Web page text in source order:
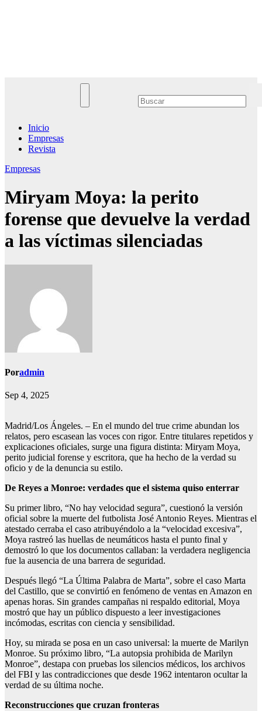
Inicio
Empresas
Revista
Empresas
Miryam Moya: la perito
forense que devuelve la verdad
a las víctimas silenciadas
Poradmin
Sep 4, 2025
Madrid/Los Ángeles. – En el mundo del true crime abundan los
relatos, pero escasean las voces con rigor. Entre titulares repetidos y
explicaciones oficiales, surge una figura distinta: Miryam Moya,
perito judicial forense y escritora, que ha hecho de la verdad su
oficio y de la denuncia su estilo.
De Reyes a Monroe: verdades que el sistema quiso enterrar
Su primer libro, “No hay velocidad segura”, cuestionó la versión
oficial sobre la muerte del futbolista José Antonio Reyes. Mientras el
atestado cerraba el caso atribuyéndolo a la “velocidad excesiva”,
Moya rastreó las huellas de neumáticos hasta el punto final y
demostró lo que los documentos callaban: la verdadera negligencia
fue la ausencia de una barrera de seguridad.
Después llegó “La Última Palabra de Marta”, sobre el caso Marta
del Castillo, que se convirtió en fenómeno de ventas en Amazon en
apenas horas. Sin grandes campañas ni respaldo editorial, Moya
mostró que hay un público dispuesto a leer investigaciones
incómodas, escritas con ciencia y sensibilidad.
Hoy, su mirada se posa en un caso universal: la muerte de Marilyn
Monroe. Su próximo libro, “La autopsia prohibida de Marilyn
Monroe”, destapa con pruebas los silencios médicos, los archivos
del FBI y las contradicciones que desde 1962 intentaron ocultar la
verdad de su última noche.
Reconstrucciones que cruzan fronteras